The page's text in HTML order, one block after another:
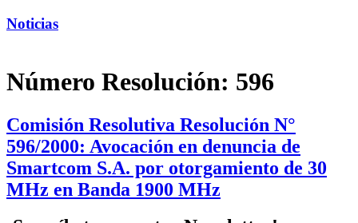
Noticias
Número Resolución: 596
Comisión Resolutiva Resolución N°
596/2000: Avocación en denuncia de
Smartcom S.A. por otorgamiento de 30
MHz en Banda 1900 MHz